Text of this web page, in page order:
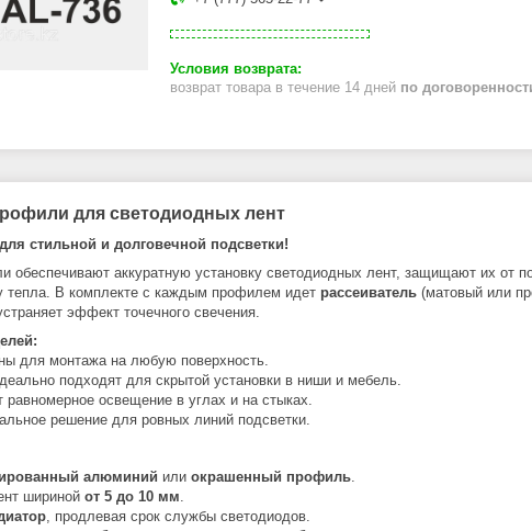
возврат товара в течение 14 дней по
для светодиодных лент
стильной и долговечной подсветки!
аккуратную установку светодиодных лент, защищают их от
тепла. В комплекте с каждым профилем идет рассеиватель (матовый или
эффект точечного свечения.
для монтажа на любую поверхность.
подходят для скрытой установки в ниши и мебель.
равномерное освещение в углах и на стыках.
решение для ровных линий подсветки.
алюминий или окрашенный профиль.
шириной от 5 до 10 мм.
, продлевая срок службы светодиодов.